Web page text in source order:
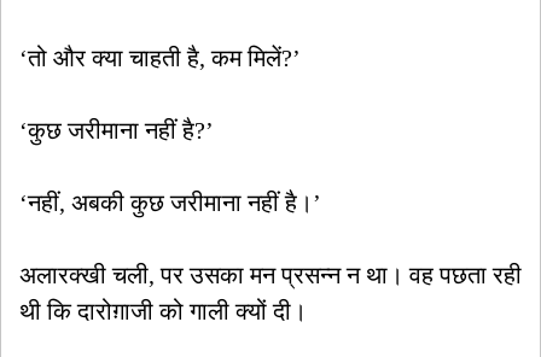
‘तो और क्या चाहती है, कम मिलें?’
‘कुछ जरीमाना नहीं है?’
‘नहीं, अबकी कुछ जरीमाना नहीं है।’
अलारक्खी चली, पर उसका मन प्रसन्न न था। वह पछता रही
थी कि दारोग़ाजी को गाली क्यों दी।